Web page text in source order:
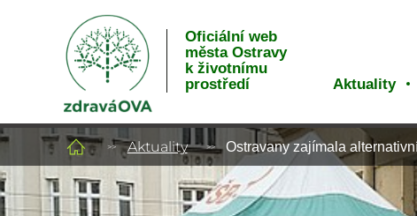
Oficiální web
města Ostravy
k životnímu
prostředí
Aktuality
Aktuality Ostravany zajímala